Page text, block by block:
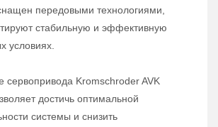
передовыми технологиями,
стабильную и эффективную
условиях.
сервопривода Kromschroder AVK
достичь оптимальной
системы и снизить